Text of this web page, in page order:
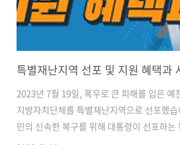
특별재난지역 선포 및 지원 혜택과
2023년 7월 19일, 폭우로 큰 피해를 입은 예
지방자치단체를 특별재난지역으로 선포했
민의 신속한 복구를 위해 대통령이 선포하